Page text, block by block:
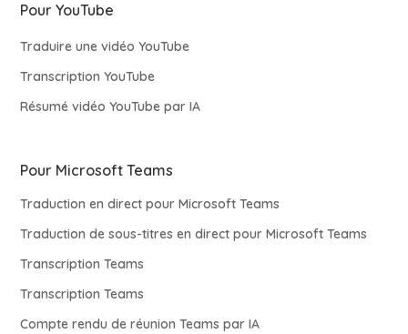
Pour YouTube
Traduire une vidéo YouTube
Transcription YouTube
Résumé vidéo YouTube par IA
Pour Microsoft Teams
Traduction en direct pour Microsoft Teams
Traduction de sous-titres en direct pour Microsoft Teams
Transcription Teams
Transcription Teams
Compte rendu de réunion Teams par IA